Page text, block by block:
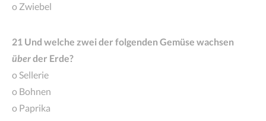
o Zwiebel
21 Und welche zwei der folgenden Gemüse wachsen
überder Erde?
o Sellerie
o Bohnen
o Paprika